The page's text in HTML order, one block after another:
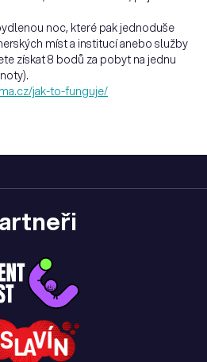
noc, které pak jednoduše
míst a institucí anebo služby
získat 8 bodů za pobyt na jednu
jak-to-funguje/